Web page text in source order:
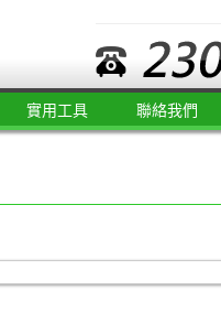
實用工具 聯絡我們